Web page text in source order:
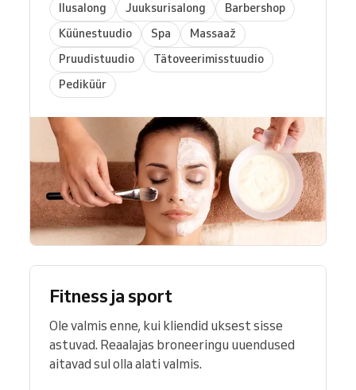
Ilusalong Juuksurisalong
Barbershop
Küünestuudio
Spa
Massaaž
Pruudistuudio
Tätoveerimisstuudio
Pediküür
Fitness ja sport
Ole valmis enne, kui kliendid uksest sisse
astuvad. Reaalajas broneeringu uuendused
aitavad sul olla alati valmis.